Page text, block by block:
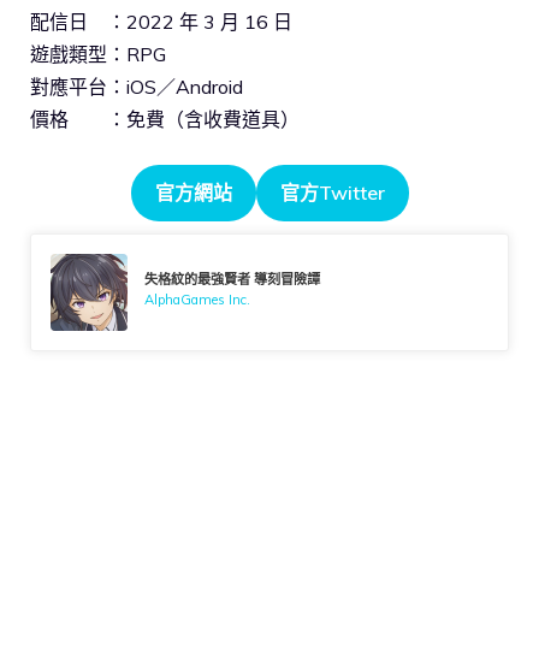
配信日 ：2022 年 3 月 16 日
遊戲類型：RPG
對應平台：iOS／Android
價格 ：免費（含收費道具）
官方網站 官方Twitter
失格紋的最強賢者 導刻冒險譚
AlphaGames Inc.